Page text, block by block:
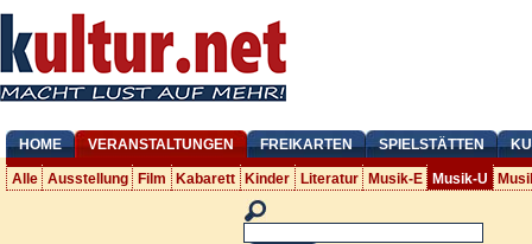
HOME VERANSTALTUNGEN FREIKARTEN SPIELSTÄTTEN
Alle Ausstellung Film Kabarett Kinder Literatur Musik-E Musik-U